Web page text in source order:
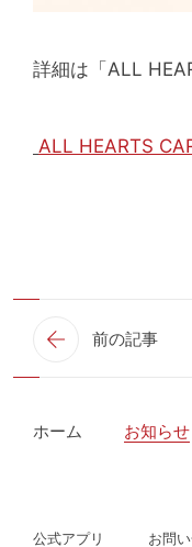
詳細は「ALL
ALL HEARTS
前の記事
ホーム お知らせ
公式アプリ お問